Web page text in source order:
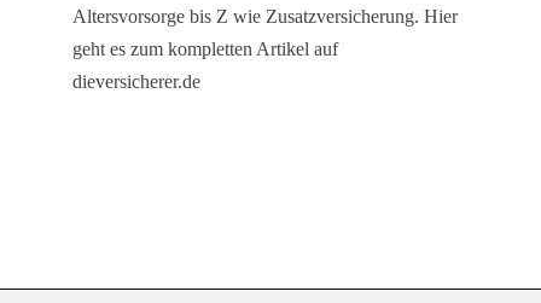
Altersvorsorge bis Z wie Zusatzversicherung. Hier
geht es zum kompletten Artikel auf
dieversicherer.de